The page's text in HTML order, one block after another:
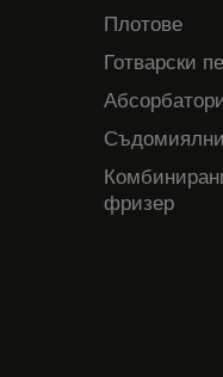
Плотове
Готварски
Съдомиялни
фризер